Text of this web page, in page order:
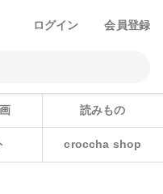
ログイン 会員登録
読みもの
croccha shop